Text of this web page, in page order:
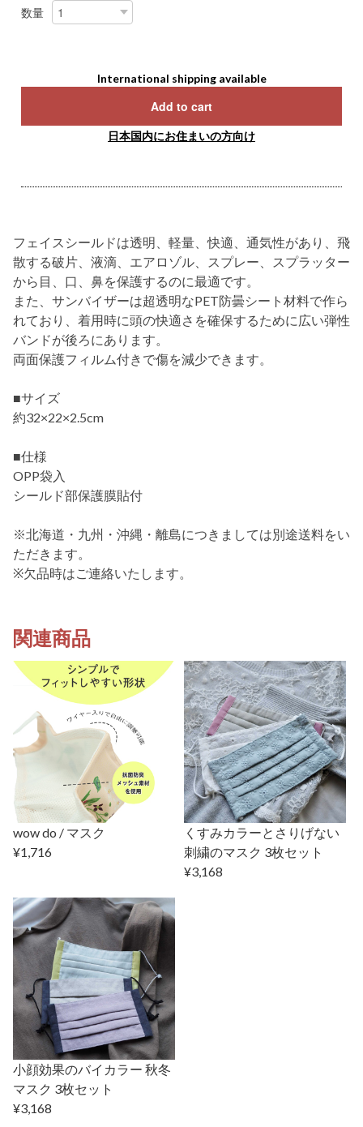
数量
International shipping available
Add to cart
日本国内にお住まいの方向け
フェイスシールドは透明、軽量、快適、通気性があり、飛
散する破片、液滴、エアロゾル、スプレー、スプラッター
から目、口、鼻を保護するのに最適です。
また、サンバイザーは超透明なPET防曇シート材料で作ら
れており、着用時に頭の快適さを確保するために広い弾性
バンドが後ろにあります。
両面保護フィルム付きで傷を減少できます。
■サイズ
約32×22×2.5cm
■仕様
OPP袋入
シールド部保護膜貼付
※北海道・九州・沖縄・離島につきましては別途送料をい
ただきます。
※欠品時はご連絡いたします。
関連商品
wow do / マスク
¥1,716
くすみカラーとさりげない
刺繍のマスク 3枚セット
¥3,168
小顔効果のバイカラー 秋冬
マスク 3枚セット
¥3,168